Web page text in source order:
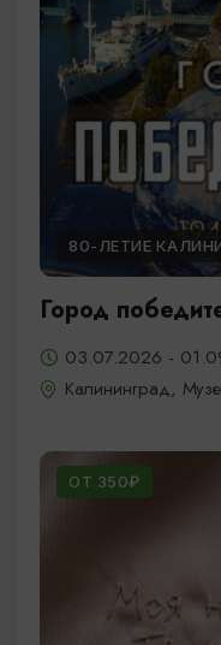
80-ЛЕТИЕ
Город
03.07.2026 -
Калининград,
ОТ 350₽